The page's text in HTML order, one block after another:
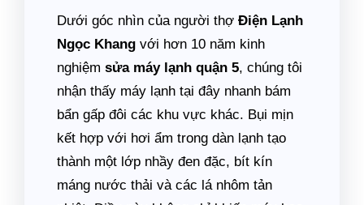
Dưới góc nhìn của người thợ Điện Lạnh
Ngọc Khang với hơn 10 năm kinh
nghiệm sửa máy lạnh quận 5, chúng tôi
nhận thấy máy lạnh tại đây nhanh bám
bẩn gấp đôi các khu vực khác. Bụi mịn
kết hợp với hơi ẩm trong dàn lạnh tạo
thành một lớp nhầy đen đặc, bít kín
máng nước thải và các lá nhôm tản